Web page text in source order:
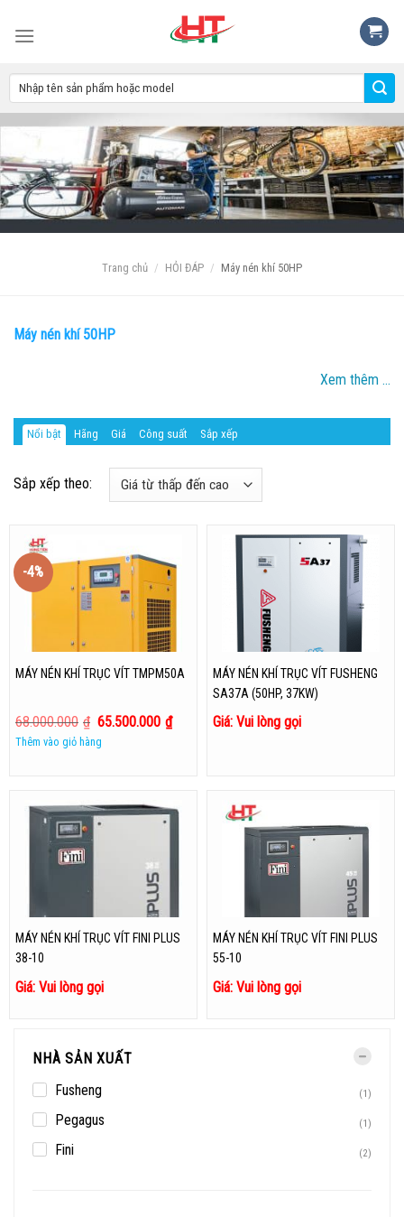
Trang chủ / HỎI ĐÁP / Máy nén khí 50HP
Máy nén khí 50HP
Xem thêm ...
Nổi bật Hãng Giá Công suất Sắp xếp
Sắp xếp theo:
-4%
MÁY NÉN KHÍ TRỤC VÍT TMPM50A
68.000.000 ₫ 65.500.000 ₫
Thêm vào giỏ hàng
MÁY NÉN KHÍ TRỤC VÍT FUSHENG
SA37A (50HP, 37KW)
Giá: Vui lòng gọi
MÁY NÉN KHÍ TRỤC VÍT FINI PLUS
38-10
Giá: Vui lòng gọi
MÁY NÉN KHÍ TRỤC VÍT FINI PLUS
55-10
Giá: Vui lòng gọi
NHÀ SẢN XUẤT
Fusheng
(1)
Pegagus (1)
Fini (2)